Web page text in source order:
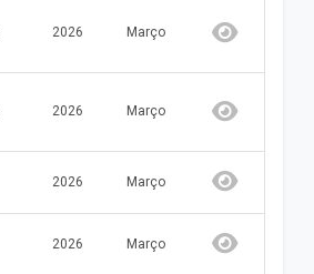
2026 Março
2026 Março
2026 Março
2026 Março